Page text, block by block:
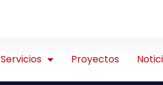
Servicios Proyectos